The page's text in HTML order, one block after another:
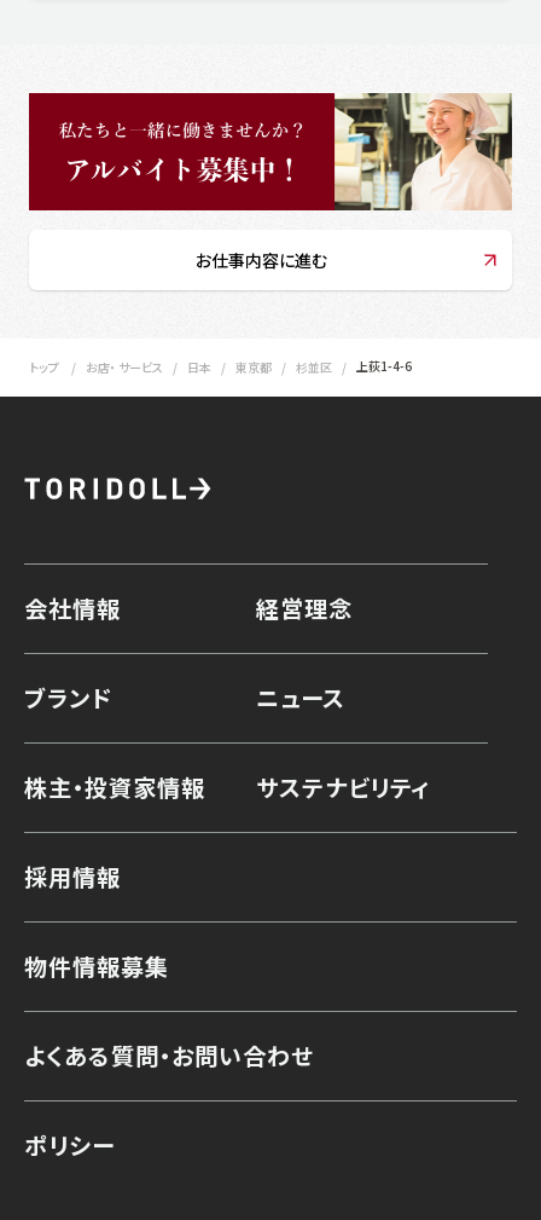
お仕事内容に進む
トップ お店・ サービス 日本 東京都 杉並区 上荻1-4-6
会社情報 経営理念
ブランド ニュース
株主・投資家情報 サステナビリティ
採用情報
物件情報募集
よくある質問・お問い合わせ
ポリシー